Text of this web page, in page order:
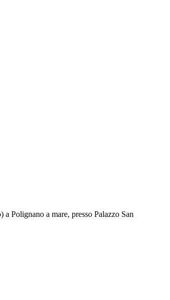
Polignano a mare, presso Palazzo San